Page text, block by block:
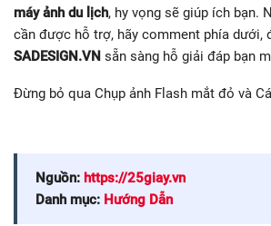
máy ảnh du lịch, hy vọng sẽ giúp ích bạn.
cần được hỗ trợ, hãy comment phía dưới,
SADESIGN.VN sẵn sàng hỗ giải đáp bạn
Đừng bỏ qua Chụp ảnh Flash mắt đỏ và
Nguồn: https://25giay.vn
Danh mục: Hướng Dẫn